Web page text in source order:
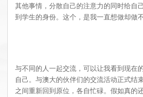
其他事情，分散自己的注意力的同时给自
到学生的身份。这个，是我一直想做却做
与不同的人一起交流，可以让我看到现在
自己。与澳大的伙伴们的交流活动正式结
之间重新回到原位，各自忙碌。假如真的